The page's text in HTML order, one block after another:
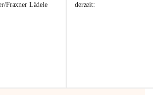
Fraxner Lädele
n
derzeit: